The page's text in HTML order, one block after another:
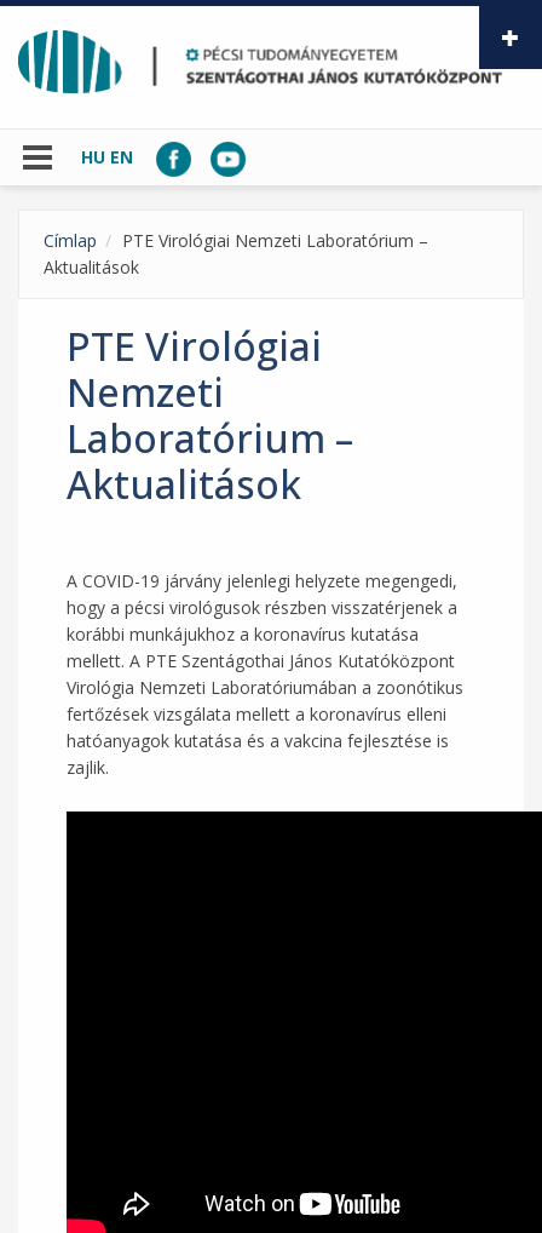
Ugrás a tartalomra
HU EN
Címlap
PTE Virológiai Nemzeti Laboratórium –
Aktualitások
PTE Virológiai
Nemzeti
Laboratórium –
Aktualitások
A COVID-19 járvány jelenlegi helyzete megengedi,
hogy a pécsi virológusok részben visszatérjenek a
korábbi munkájukhoz a koronavírus kutatása
mellett. A PTE Szentágothai János Kutatóközpont
Virológia Nemzeti Laboratóriumában a zoonótikus
fertőzések vizsgálata mellett a koronavírus elleni
hatóanyagok kutatása és a vakcina fejlesztése is
zajlik.